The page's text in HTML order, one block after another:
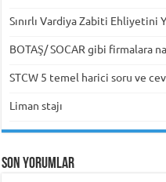
Sınırlı Vardiya Zabiti Ehliyetini
BOTAŞ/ SOCAR gibi firmalara
STCW 5 temel harici soru ve
Liman stajı
Son Yorumlar